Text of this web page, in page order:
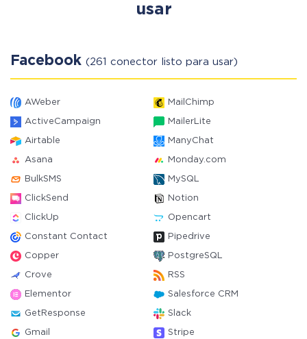
usar
Facebook (261 conector listo para usar)
AWeber MailChimp
ActiveCampaign MailerLite
Airtable ManyChat
Asana Monday.com
BulkSMS MySQL
ClickSend Notion
ClickUp Opencart
Constant Contact Pipedrive
Copper PostgreSQL
Crove RSS
Elementor Salesforce CRM
GetResponse Slack
Gmail Stripe